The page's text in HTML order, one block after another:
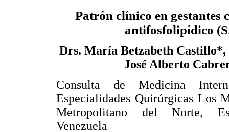
Patrón clínico en gestantes
antifosfolipídico
Drs. María Betzabeth
José Alberto
Consulta de Medicina
Especialidades Quirúrgicas Los
Metropolitano del Norte,
Venezuela